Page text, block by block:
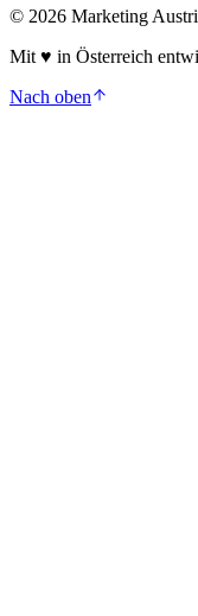
© 2026 Marketing
Mit ♥ in Österreich
Nach oben